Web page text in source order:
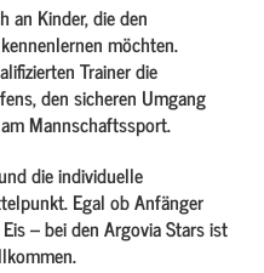
an Kinder, die den
möchten.
Trainer die
den sicheren Umgang
Mannschaftssport.
die individuelle
Egal ob Anfänger
– bei den Argovia Stars ist